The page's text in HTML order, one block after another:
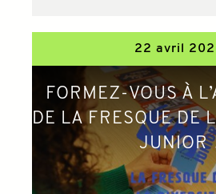
22 avril
FORMEZ-VOUS À
DE LA FRESQUE DE
JUNIOR